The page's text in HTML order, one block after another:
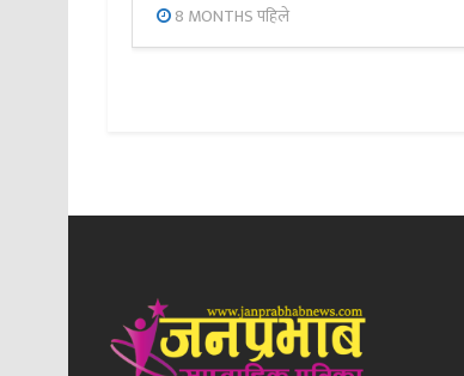
8 MONTHS पहिले